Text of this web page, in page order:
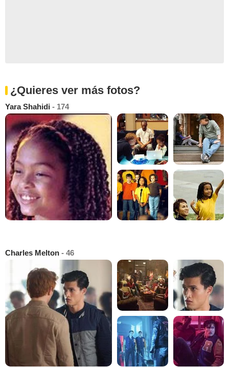
¿Quieres ver más fotos?
Yara Shahidi - 174
Charles Melton - 46